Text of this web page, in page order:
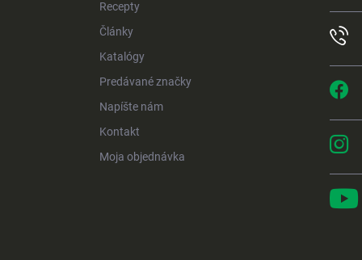
Recepty
Články
Katalógy
Predávané značky
Napíšte nám
Kontakt
Moja objednávka